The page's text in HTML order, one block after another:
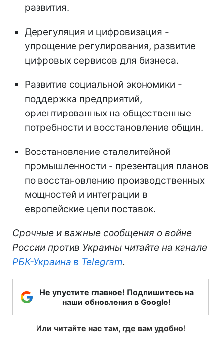
развития.
Дерегуляция и цифровизация -
упрощение регулирования, развитие
цифровых сервисов для бизнеса.
Развитие социальной экономики -
поддержка предприятий,
ориентированных на общественные
потребности и восстановление общин.
Восстановление сталелитейной
промышленности - презентация планов
по восстановлению производственных
мощностей и интеграции в
европейские цепи поставок.
Срочные и важные сообщения о войне
России против Украины читайте на канале
РБК-Украина в Telegram.
Не упустите главное! Подпишитесь на
наши обновления в Google!
Или читайте нас там, где вам удобно!